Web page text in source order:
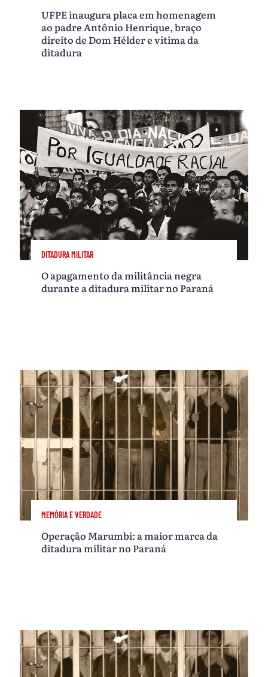
UFPE inaugura placa em homenagem
ao padre Antônio Henrique, braço
direito de Dom Hélder e vítima da
ditadura
DITADURA MILITAR
O apagamento da militância negra
durante a ditadura militar no Paraná
MEMÓRIA E VERDADE
Operação Marumbi: a maior marca da
ditadura militar no Paraná